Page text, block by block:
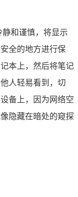
和谨慎，将显示
全的地方进行保
本上，然后将笔记
人轻易看到，切
备上，因为网络空
隐藏在暗处的窥探